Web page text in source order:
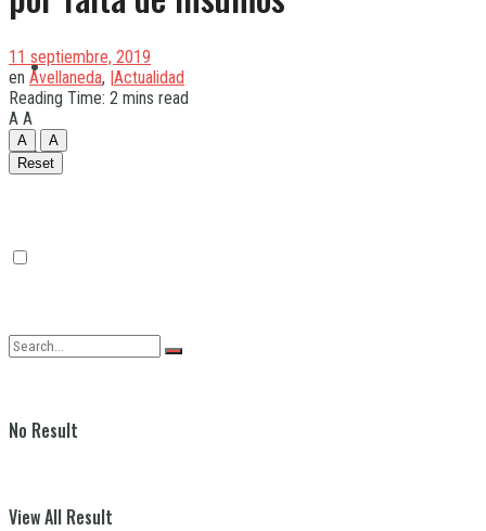
Quilmes
Varela
No Result
View All Result
11 septiembre, 2019
en Avellaneda, |Actualidad
Reading Time: 2 mins read
A A
A
A
Reset